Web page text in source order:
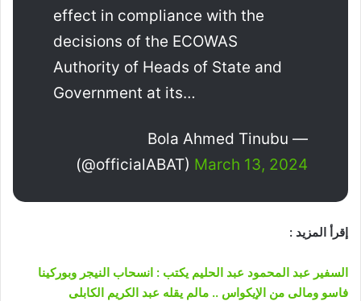
effect in compliance with the
decisions of the ECOWAS
Authority of Heads of State and
Government at its…
— Bola Ahmed Tinubu
(@officialABAT) March 13, 2024
إقرأ المزيد :
السفير عبد المحمود عبد الحليم يكتب : انسحاب النيجر وبوركينا
فاسو ومالى من الإيكواس .. مالم يقله عبد الكريم الكابلى